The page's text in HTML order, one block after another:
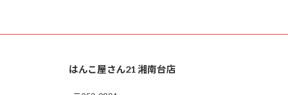
はんこ屋さん21 湘南台店